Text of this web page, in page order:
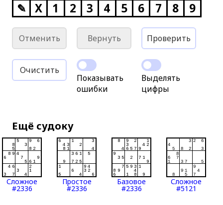
✎ X 1 2 3 4 5 6 7 8 9
Отменить Вернуть Проверить
Очистить
Показывать
ошибки
Выделять
цифры
Ещё судоку
Сложное
#2336
Простое
#2336
Базовое
#2336
Сложное
#5121